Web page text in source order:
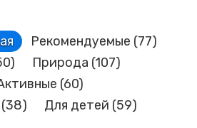
Рекомендуемые (77)
Природа (107)
(60)
(38) Для детей (59)